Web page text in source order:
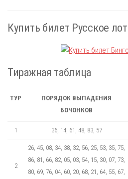
Купить билет Русское
Тиражная таблица
ТУР
ПОРЯДОК ВЫПАДЕНИЯ
БОЧОНКОВ
1 36, 14, 61, 48, 83, 57
2
26, 45, 08, 34, 38, 32, 56, 25, 53, 35, 75,
86, 81, 66, 82, 05, 03, 54, 15, 30, 07, 73,
80, 69, 76, 04, 60, 20, 68, 21, 64, 55, 67,